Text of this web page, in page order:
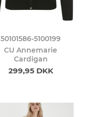
50101586-5100199
CU Annemarie
Cardigan
299,95 DKK